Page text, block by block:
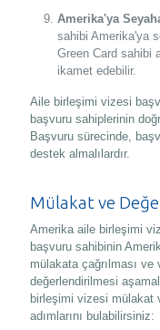
Amerika'ya
sahibi Amerika'ya
Green Card sahibi
ikamet edebilir.
Aile birleşimi vizesi
başvuru sahiplerinin
Başvuru sürecinde,
destek almalılardır.
Mülakat ve
Amerika aile birleşimi
başvuru sahibinin
mülakata çağrılması
değerlendirilmesi
birleşimi vizesi mülakat
adımlarını bulabilirsiniz: